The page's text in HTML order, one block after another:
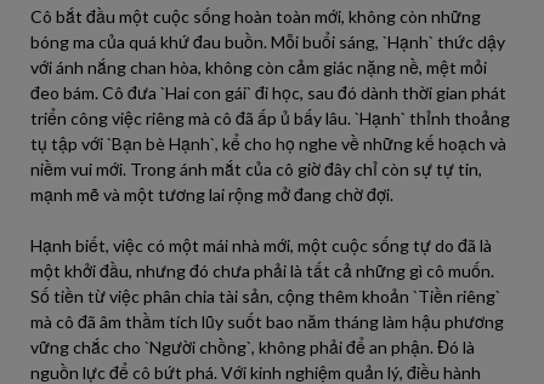
Cô bắt đầu một cuộc sống hoàn toàn mới, không còn những
bóng ma của quá khứ đau buồn. Mỗi buổi sáng, `Hạnh` thức dậy
với ánh nắng chan hòa, không còn cảm giác nặng nề, mệt mỏi
đeo bám. Cô đưa `Hai con gái` đi học, sau đó dành thời gian phát
triển công việc riêng mà cô đã ấp ủ bấy lâu. `Hạnh` thỉnh thoảng
tụ tập với `Bạn bè Hạnh`, kể cho họ nghe về những kế hoạch và
niềm vui mới. Trong ánh mắt của cô giờ đây chỉ còn sự tự tin,
mạnh mẽ và một tương lai rộng mở đang chờ đợi.
Hạnh biết, việc có một mái nhà mới, một cuộc sống tự do đã là
một khởi đầu, nhưng đó chưa phải là tất cả những gì cô muốn.
Số tiền từ việc phân chia tài sản, cộng thêm khoản `Tiền riêng`
mà cô đã âm thầm tích lũy suốt bao năm tháng làm hậu phương
vững chắc cho `Người chồng`, không phải để an phận. Đó là
nguồn lực để cô bứt phá. Với kinh nghiệm quản lý, điều hành